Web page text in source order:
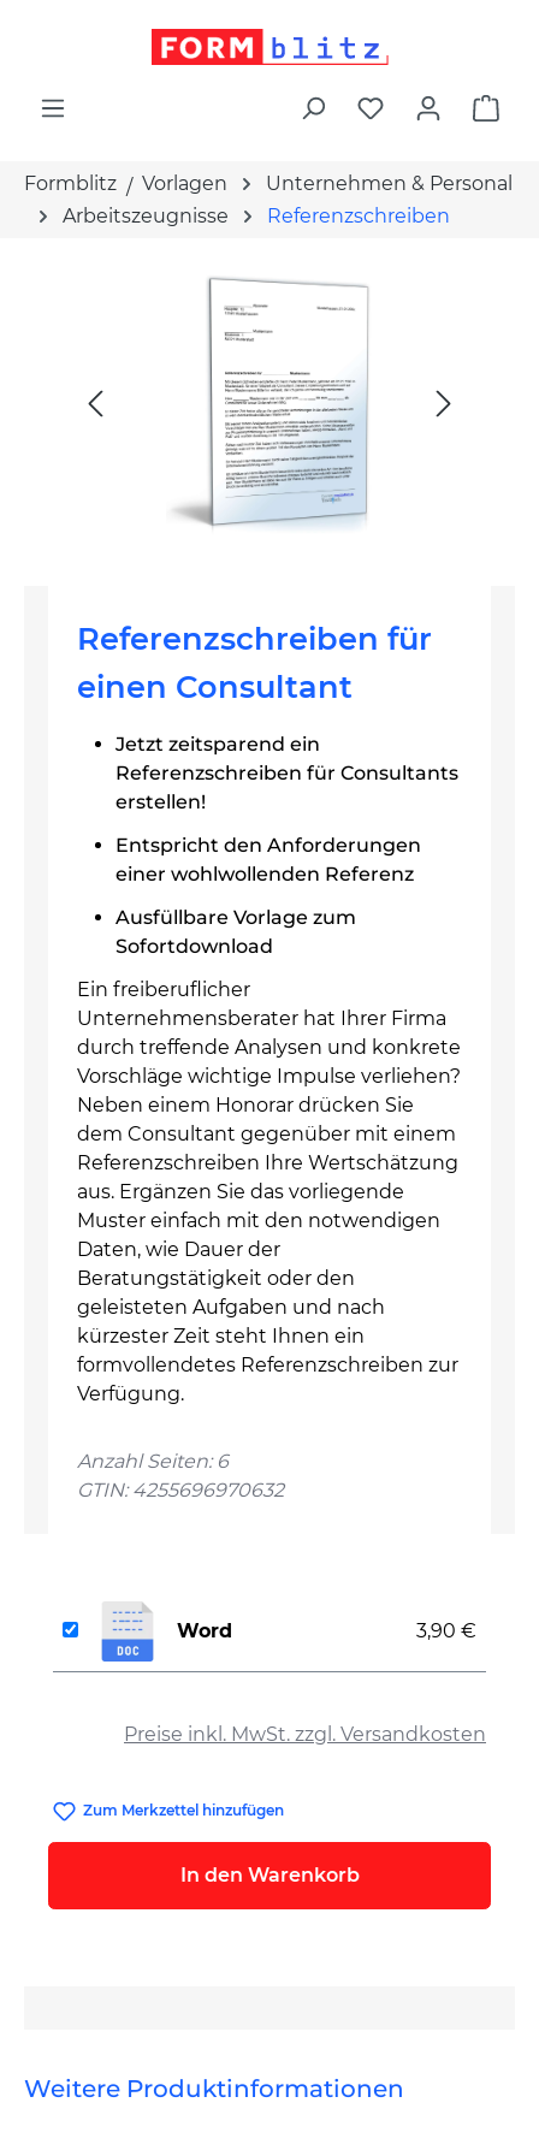
Formblitz Vorlagen
Unternehmen & Personal
Arbeitszeugnisse
Referenzschreiben
Referenzschreiben für
einen Consultant
Jetzt zeitsparend ein
Referenzschreiben für Consultants
erstellen!
Entspricht den Anforderungen
einer wohlwollenden Referenz
Ausfüllbare Vorlage zum
Sofortdownload
Ein freiberuflicher
Unternehmensberater hat Ihrer Firma
durch treffende Analysen und konkrete
Vorschläge wichtige Impulse verliehen?
Neben einem Honorar drücken Sie
dem Consultant gegenüber mit einem
Referenzschreiben Ihre Wertschätzung
aus. Ergänzen Sie das vorliegende
Muster einfach mit den notwendigen
Daten, wie Dauer der
Beratungstätigkeit oder den
geleisteten Aufgaben und nach
kürzester Zeit steht Ihnen ein
formvollendetes Referenzschreiben zur
Verfügung.
Anzahl Seiten: 6
GTIN: 4255696970632
Preise inkl. MwSt. zzgl. Versandkosten
Word 3,90 €
Zum Merkzettel hinzufügen
In den Warenkorb
Weitere Produktinformationen